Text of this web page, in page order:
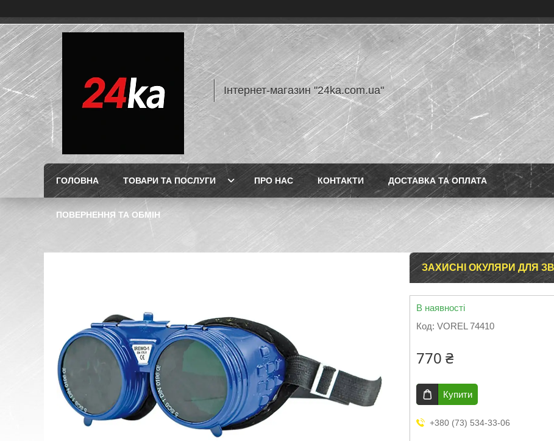
Інтернет-магазин "24ka.com.ua"
ГОЛОВНА ТОВАРИ ТА ПОСЛУГИ ПРО НАС КОНТАКТИ ДОСТАВКА ТА ОПЛАТА
ПОВЕРНЕННЯ ТА ОБМІН
ЗАХИСНІ ОКУЛЯРИ ДЛЯ
В наявності
Код: VOREL 74410
770 ₴
Купити
+380 (73) 534-33-06